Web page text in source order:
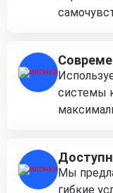
системы
Мы
гибкие